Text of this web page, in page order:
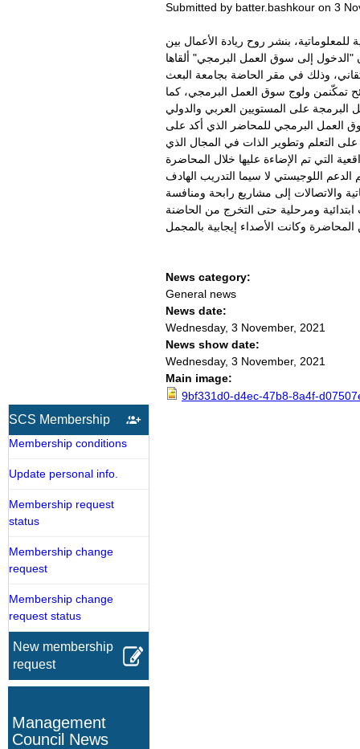
Submitted by batter.bashkour on 3
بنشر روح ريادة الأعمال بين
"الدخول إلى سوق العمل البرمجي" ألقاها
تمكّنمن ولوج سوق العمل البرمجي، كما
في سوق العمل البرمجي للمحاضر الذي أكد على
التعلم وتطوير الذات في المجال الذي
اللوجيستي لا سيما التدريب الهادف
والاتصالات إلى مشاريع رابحة ومنافسة
News category:
General news
News date:
Wednesday, 3 November, 2021
News show date:
Wednesday, 3 November, 2021
Main image:
9bf331d0-d4ec-47b8-8a4f-
SCS Membership
Membership conditions
Update personal info.
Membership request
status
Membership change
request
Membership change
request status
New membership
request
Management
Council News